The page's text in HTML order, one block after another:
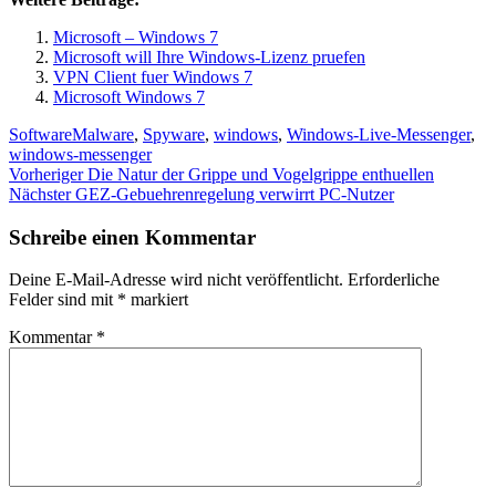
Microsoft – Windows 7
Microsoft will Ihre Windows-Lizenz pruefen
VPN Client fuer Windows 7
Microsoft Windows 7
Kategorien
SoftwareSchlagwörter
Malware, Spyware, windows, Windows-Live-Messenger,
windows-messenger
Beitragsnavigation
VorherigerVorheriger
Beitrag:
Die Natur der Grippe und Vogelgrippe enthuellen
NächsterNächster
GEZ-Gebuehrenregelung verwirrt PC-Nutzer
Schreibe einen Kommentar
Deine E-Mail-Adresse wird nicht veröffentlicht. Erforderliche
Felder sind mit * markiert
Kommentar *